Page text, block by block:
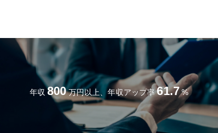
年収 800 万円以上、年収アップ率 61.7 %